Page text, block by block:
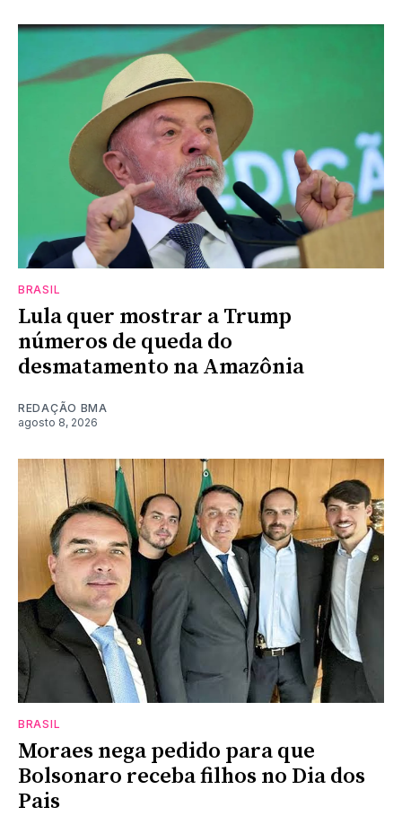
BRASIL
Lula quer mostrar a Trump
números de queda do
desmatamento na Amazônia
REDAÇÃO BMA
agosto 8, 2026
BRASIL
Moraes nega pedido para que
Bolsonaro receba filhos no Dia dos
Pais